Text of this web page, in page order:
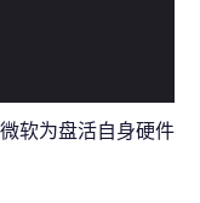
软为盘活自身硬件